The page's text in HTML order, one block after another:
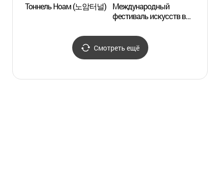
Тоннель Ноам (노암터널)
Международный
фестиваль искусств в
(강릉국제아트페스티벌
(GIAF25) )
Смотреть ещё